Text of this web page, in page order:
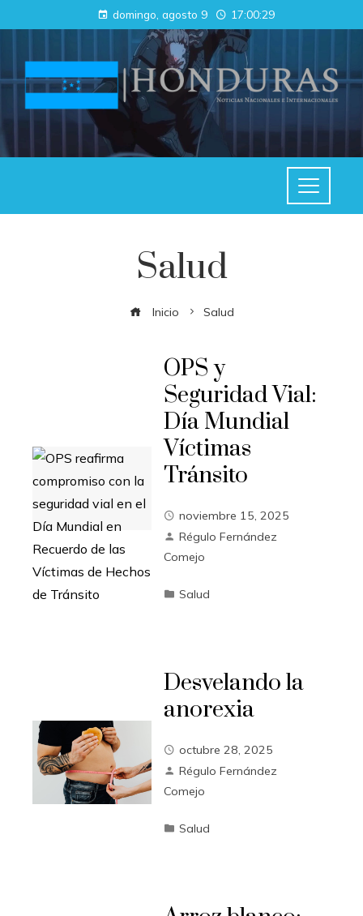
domingo, agosto 9 17:00:29
Salud
Inicio Salud
OPS y
Seguridad Vial:
Día Mundial
Víctimas
Tránsito
noviembre 15, 2025
Régulo Fernández
Comejo
Salud
Desvelando la
anorexia
octubre 28, 2025
Régulo Fernández
Comejo
Salud